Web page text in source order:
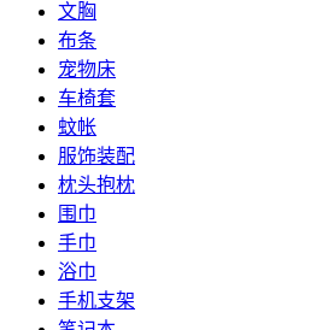
文胸
布条
宠物床
车椅套
蚊帐
服饰装配
枕头抱枕
围巾
手巾
浴巾
手机支架